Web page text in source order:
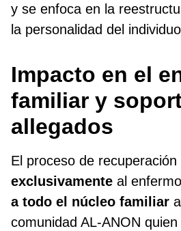
y se enfoca en la
la personalidad del
Impacto en el
familiar y
allegados
El proceso de recuperación
exclusivamente al
a todo el núcleo familiar
comunidad AL-ANON